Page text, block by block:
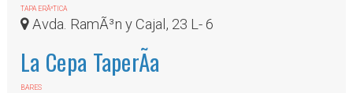
TAPA ERÃ³TICA
Avda. RamÃ³n y Cajal, 23 L- 6
La Cepa TaperÃ­a
BARES